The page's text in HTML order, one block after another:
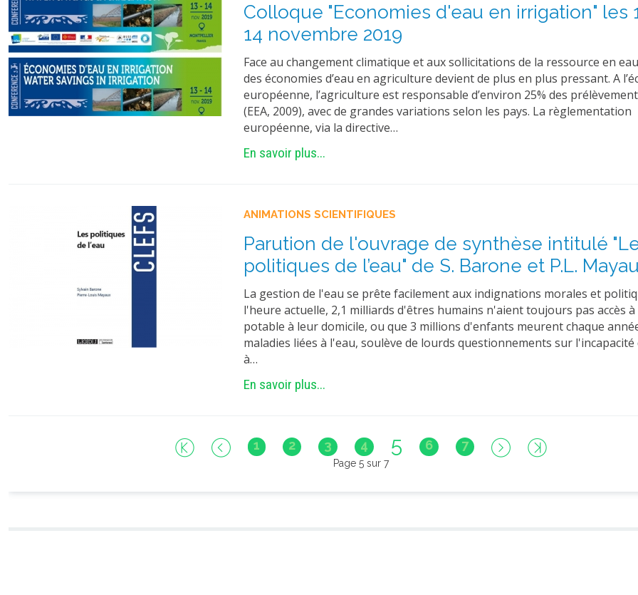
Colloque "Economies d'eau en irrigation" les
14 novembre 2019
Face au changement climatique et aux sollicitations de la ressource en
des économies d’eau en agriculture devient de plus en plus pressant. A
européenne, l’agriculture est responsable d’environ 25% des
(EEA, 2009), avec de grandes variations selon les pays. La règlementation
européenne, via la directive…
En savoir plus...
ANIMATIONS SCIENTIFIQUES
Parution de l'ouvrage de synthèse intitulé
politiques de l’eau" de S. Barone et P.L.
La gestion de l'eau se prête facilement aux indignations morales et
l'heure actuelle, 2,1 milliards d'êtres humains n'aient toujours pas accès à
potable à leur domicile, ou que 3 millions d'enfants meurent chaque
maladies liées à l'eau, soulève de lourds questionnements sur l'incapacité
à…
En savoir plus...
1 2 3 4 5 6 7
Page 5 sur 7